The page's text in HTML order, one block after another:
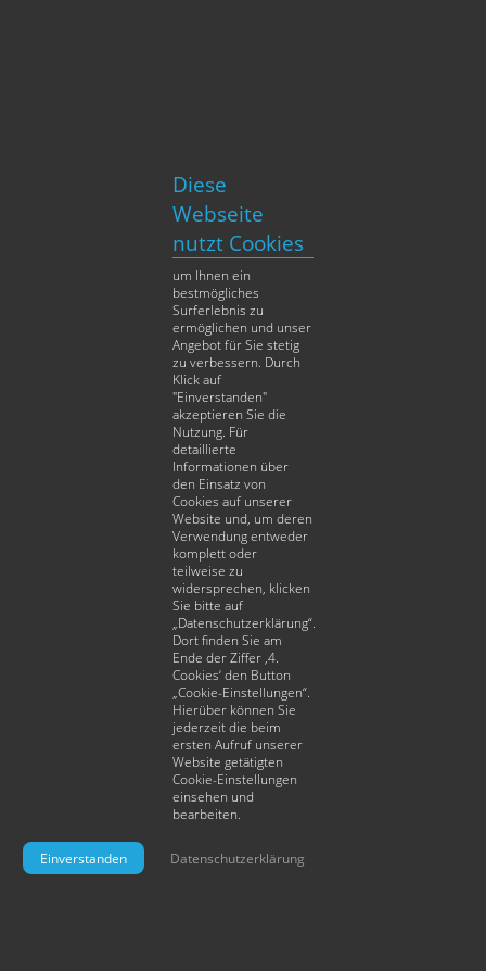
MEHR DAZU
In der St. Andrea Skybar mit Zahnpatienten
aus Benelux: Warum sie sich für eine
ungarische Zahnklinik entschieden haben
Mitten im Herzen Budapests liegt
die St. Andrea Skybar, von der aus
man einen wunderschönen
Ausblick auf viele
Sehenswürdigkeiten...
MEHR DAZU
von München und Nürnberg auch 1.Klasse-Zugticket | Flug: inkl.
Handgepäck
zzgl. 1 € Tourismusabgabe (Kurtaxe) pro Person und Nacht
Tarif: normale Telefongebühren für einen Anruf nach Deutschland.
Diese
Webseite
nutzt Cookies
um Ihnen ein
bestmögliches
Surferlebnis zu
ermöglichen und unser
Angebot für Sie stetig
zu verbessern. Durch
Klick auf
"Einverstanden"
akzeptieren Sie die
Nutzung. Für
detaillierte
Informationen über
den Einsatz von
Cookies auf unserer
Website und, um deren
Verwendung entweder
komplett oder
teilweise zu
widersprechen, klicken
Sie bitte auf
„Datenschutzerklärung“.
Dort finden Sie am
Ende der Ziffer ‚4.
Cookies‘ den Button
„Cookie-Einstellungen“.
Hierüber können Sie
jederzeit die beim
ersten Aufruf unserer
Website getätigten
Cookie-Einstellungen
einsehen und
bearbeiten.
Einverstanden Datenschutzerklärung